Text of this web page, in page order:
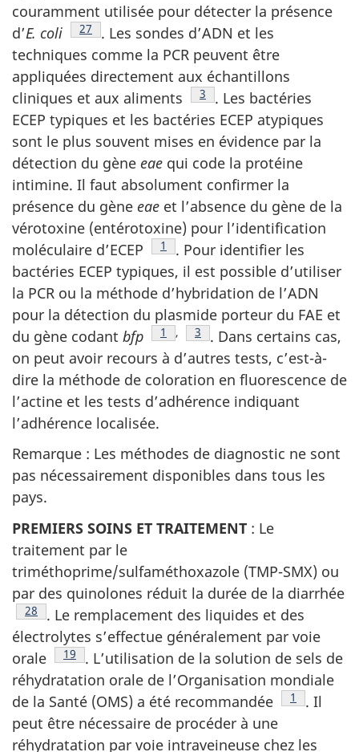
couramment utilisée pour détecter la présence
d’E. coli Note de bas de page
27
. Les sondes d’ADN et les
techniques comme la PCR peuvent être
appliquées directement aux échantillons
cliniques et aux aliments
Note de bas de page
3
. Les bactéries
ECEP typiques et les bactéries ECEP atypiques
sont le plus souvent mises en évidence par la
détection du gène eae qui code la protéine
intimine. Il faut absolument confirmer la
présence du gène eae et l’absence du gène de la
vérotoxine (entérotoxine) pour l’identification
moléculaire d’ECEP
Note de bas de page
1
. Pour identifier les
bactéries ECEP typiques, il est possible d’utiliser
la PCR ou la méthode d’hybridation de l’ADN
pour la détection du plasmide porteur du FAE et
du gène codant bfp Note de bas de page
1 , Note de bas de page
3
. Dans certains cas,
on peut avoir recours à d’autres tests, c’est-à-
dire la méthode de coloration en fluorescence de
l’actine et les tests d’adhérence indiquant
l’adhérence localisée.
Remarque : Les méthodes de diagnostic ne sont
pas nécessairement disponibles dans tous les
pays.
PREMIERS SOINS ET TRAITEMENT : Le
traitement par le
triméthoprime/sulfaméthoxazole (TMP-SMX) ou
par des quinolones réduit la durée de la diarrhée
Note de bas de page
28
. Le remplacement des liquides et des
électrolytes s’effectue généralement par voie
orale
Note de bas de page
19
. L’utilisation de la solution de sels de
réhydratation orale de l’Organisation mondiale
de la Santé (OMS) a été recommandée
Note de bas
1
. Il
peut être nécessaire de procéder à une
réhydratation par voie intraveineuse chez les